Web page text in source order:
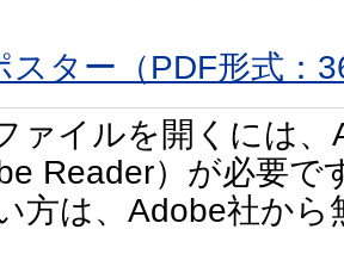
スター（PDF形式：
ァイルを開くには
Reader）が必要で
方は、Adobe社か